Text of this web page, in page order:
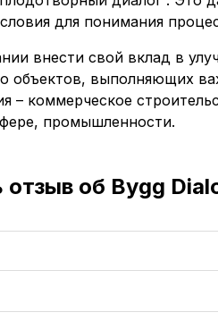
для понимания
внести свой вклад в
объектов, выполняющих
– коммерческое
промышленности.
отзыв об Bygg